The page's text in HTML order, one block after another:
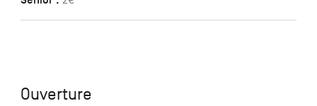
Ouverture